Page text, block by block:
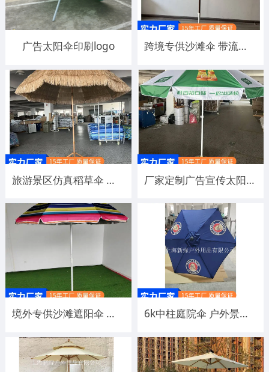
广告太阳伞印刷logo 跨境专供沙滩伞 带流苏太阳伞 海滩海边泳池庭院露营遮阳流苏伞
旅游景区仿真稻草伞 户外休闲稻草遮阳伞 稻草顶沙滩伞制作厂 厂家定制广告宣传太阳伞 户外摆摊钓鱼遮阳伞 防晒沙滩伞印Logo
境外专供沙滩遮阳伞 海滩休闲遮阳用大伞 2米 1米8直径伞生产厂家 6k中柱庭院伞 户外景区别墅餐厅用6骨遮阳大伞